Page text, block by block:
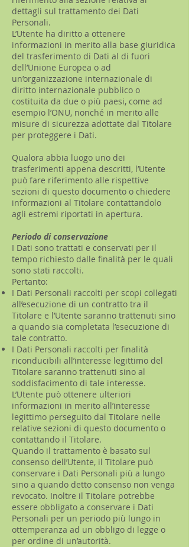
dettagli sul trattamento dei Dati
Personali.
L’Utente ha diritto a ottenere
informazioni in merito alla base giuridica
del trasferimento di Dati al di fuori
dell’Unione Europea o ad
un’organizzazione internazionale di
diritto internazionale pubblico o
costituita da due o più paesi, come ad
esempio l’ONU, nonché in merito alle
misure di sicurezza adottate dal Titolare
per proteggere i Dati.
Qualora abbia luogo uno dei
trasferimenti appena descritti, l’Utente
può fare riferimento alle rispettive
sezioni di questo documento o chiedere
informazioni al Titolare contattandolo
agli estremi riportati in apertura.
Periodo di conservazione
I Dati sono trattati e conservati per il
tempo richiesto dalle finalità per le quali
sono stati raccolti.
Pertanto:
I Dati Personali raccolti per scopi collegati
all’esecuzione di un contratto tra il
Titolare e l’Utente saranno trattenuti sino
a quando sia completata l’esecuzione di
tale contratto.
I Dati Personali raccolti per finalità
riconducibili all’interesse legittimo del
Titolare saranno trattenuti sino al
soddisfacimento di tale interesse.
L’Utente può ottenere ulteriori
informazioni in merito all’interesse
legittimo perseguito dal Titolare nelle
relative sezioni di questo documento o
contattando il Titolare.
Quando il trattamento è basato sul
consenso dell’Utente, il Titolare può
conservare i Dati Personali più a lungo
sino a quando detto consenso non venga
revocato. Inoltre il Titolare potrebbe
essere obbligato a conservare i Dati
Personali per un periodo più lungo in
ottemperanza ad un obbligo di legge o
per ordine di un’autorità.